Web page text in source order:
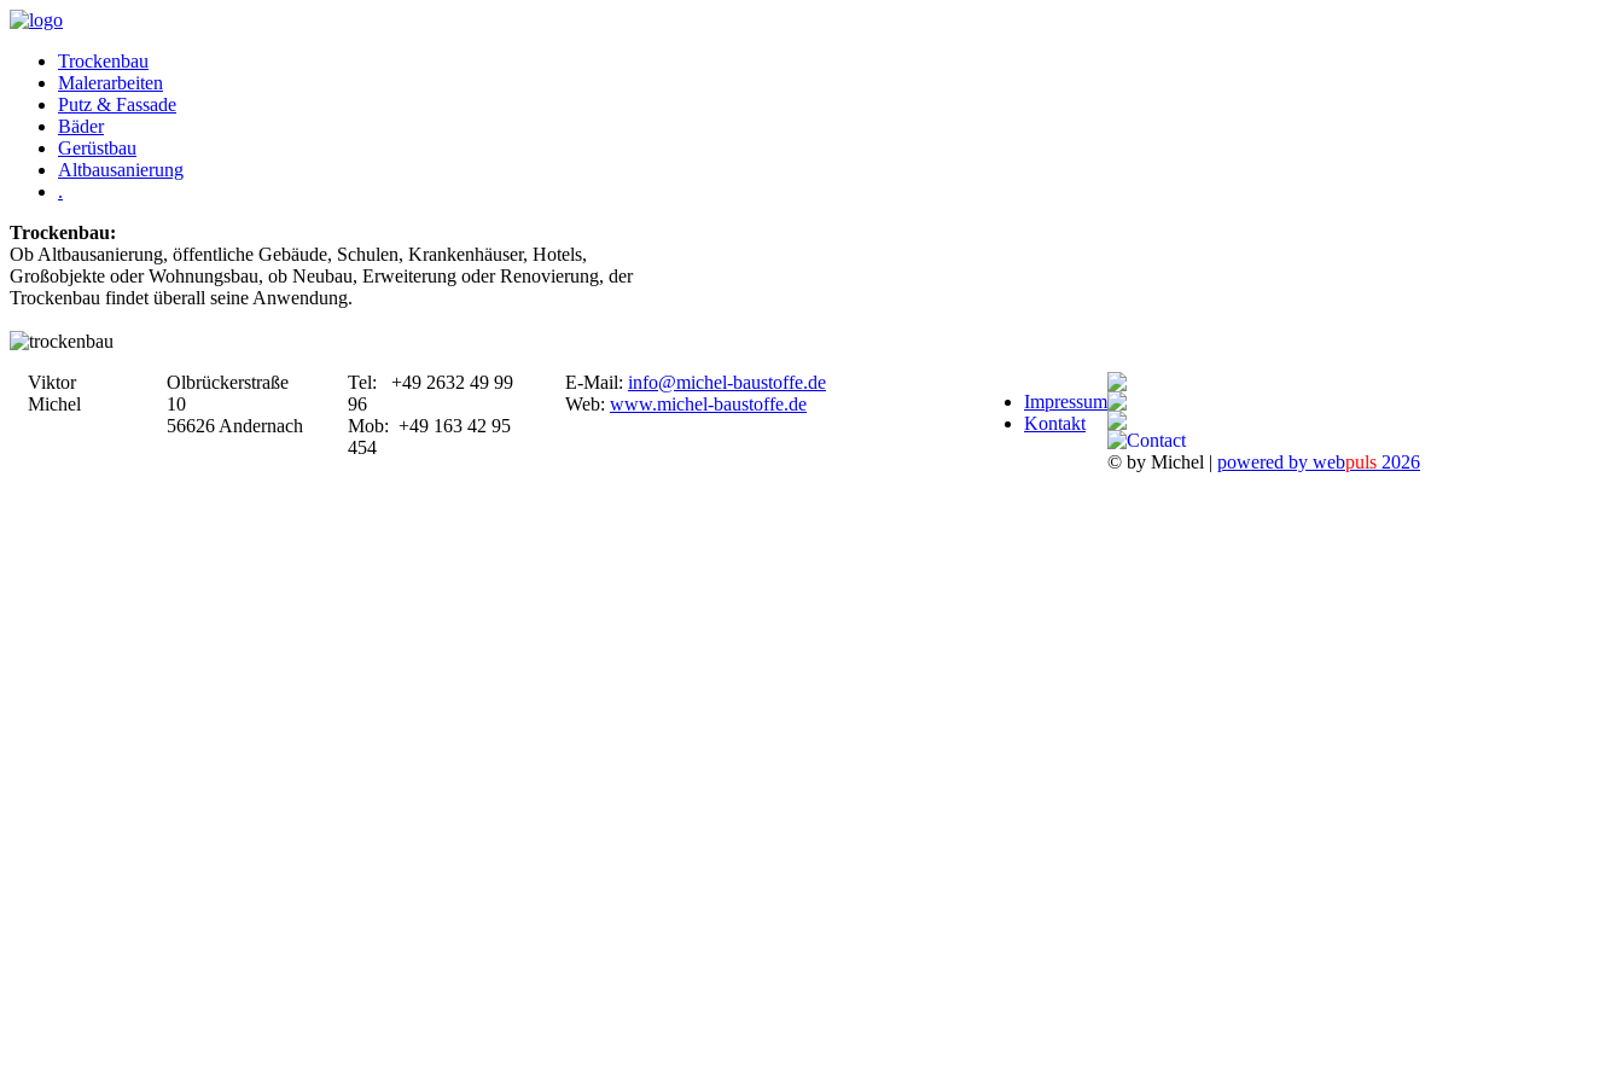
Trockenbau
Malerarbeiten
Putz & Fassade
Bäder
Gerüstbau
Altbausanierung
.
Trockenbau:
Ob Altbausanierung, öffentliche Gebäude, Schulen, Krankenhäuser, Hotels,
Großobjekte oder Wohnungsbau, ob Neubau, Erweiterung oder Renovierung, der
Trockenbau findet überall seine Anwendung.
Viktor
Michel
Olbrückerstraße
10
56626 Andernach
Tel: +49 2632 49 99
96
Mob: +49 163 42 95
454
E-Mail: info@michel-baustoffe.de
Web: www.michel-baustoffe.de
Impressum
Kontakt
© by Michel | powered by webpuls 2026